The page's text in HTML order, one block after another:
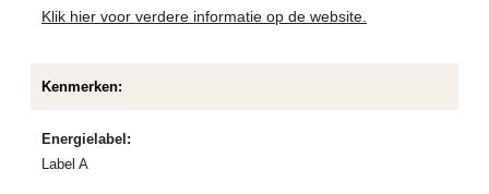
Klik hier voor verdere informatie op de website.
Kenmerken:
Energielabel:
Label A